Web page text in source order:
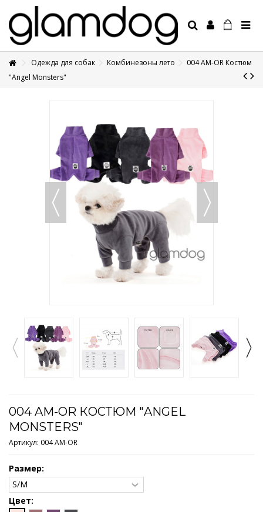
+7 495 1250410
Одежда для собак Комбинезоны лето
004 AM-OR Костюм
"Angel Monsters"
004 AM-OR КОСТЮМ "ANGEL
MONSTERS"
Артикул: 004 AM-OR
Размер:
Цвет: